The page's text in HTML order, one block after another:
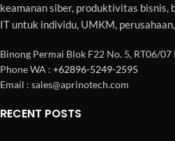
keamanan siber, produktivitas
IT untuk individu, UMKM,
Binong Permai Blok F22 No. 5, RT06/07
Phone WA : +62896-5249-2595
Email : sales@aprinotech.com
RECENT POSTS